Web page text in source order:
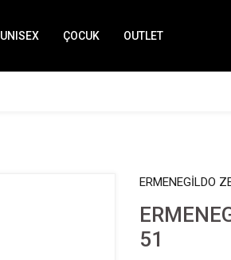
UNISEX ÇOCUK OUTLET
ERMENEGİLDO
51